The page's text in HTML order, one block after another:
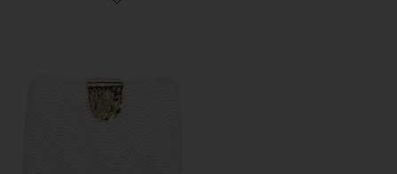
Favorite LINDY 우븐 클러치